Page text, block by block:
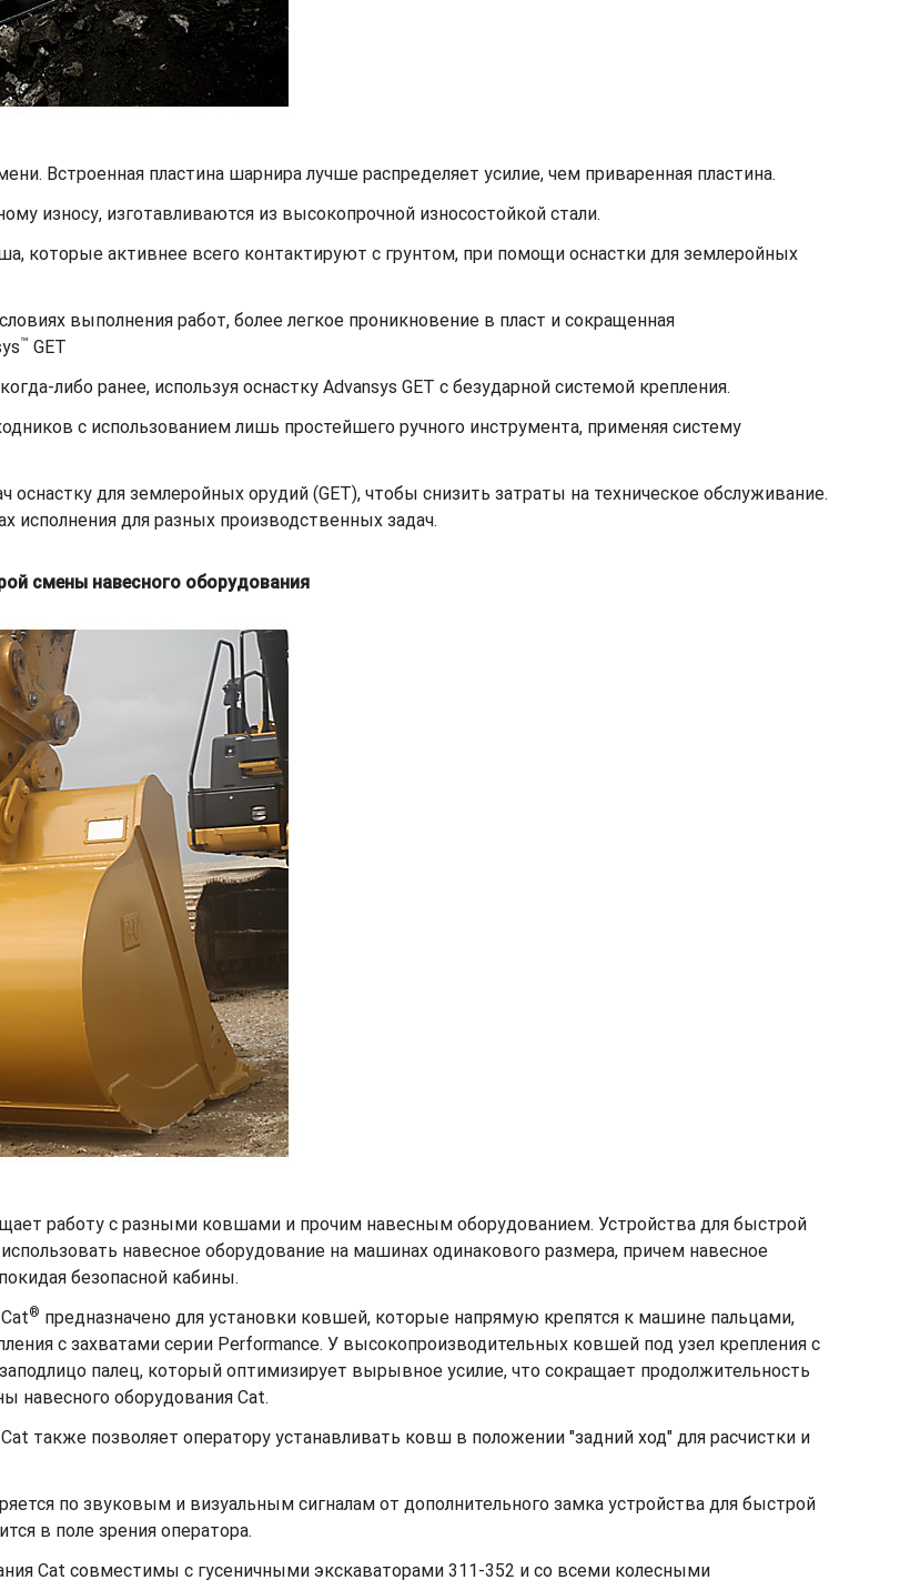
Встроенная пластина шарнира лучше распределяет усилие, чем приваренная пластина.
износу, изготавливаются из высокопрочной износостойкой стали.
которые активнее всего контактируют с грунтом, при помощи оснастки для землеройных
выполнения работ, более легкое проникновение в пласт и сокращенная
™ GET
либо ранее, используя оснастку Advansys GET с безударной системой крепления.
с использованием лишь простейшего ручного инструмента, применяя систему
для землеройных орудий (GET), чтобы снизить затраты на техническое обслуживание.
исполнения для разных производственных задач.
смены навесного оборудования
работу с разными ковшами и прочим навесным оборудованием. Устройства для быстрой
навесное оборудование на машинах одинакового размера, причем навесное
безопасной кабины.
® предназначено для установки ковшей, которые напрямую крепятся к машине пальцами,
с захватами серии Performance. У высокопроизводительных ковшей под узел крепления с
палец, который оптимизирует вырывное усилие, что сокращает продолжительность
навесного оборудования Cat.
также позволяет оператору устанавливать ковш в положении "задний ход" для расчистки и
по звуковым и визуальным сигналам от дополнительного замка устройства для быстрой
в поле зрения оператора.
Cat совместимы с гусеничными экскаваторами 311-352 и со всеми колесными